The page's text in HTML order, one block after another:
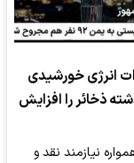
امسال ۷ هزار مگاوات انرژی خورشیدی
۲/۵ برابر سال گذشته ذخائر را افزایش
نیازمند نقد و